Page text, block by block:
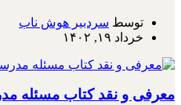
توسط سردبیر هوش ناب
خرداد ۱۹, ۱۴۰۲
معرفی و نقد کتاب مسئله